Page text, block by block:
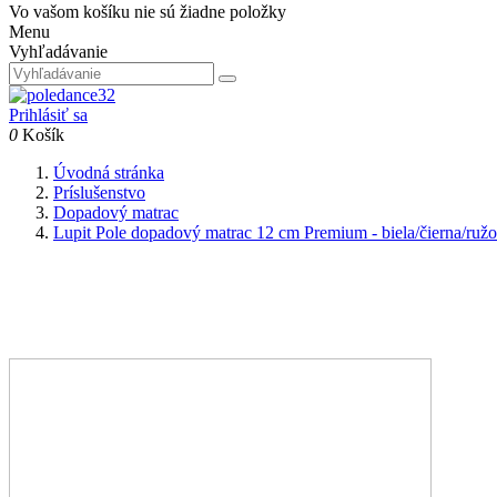
Vo vašom košíku nie sú žiadne položky
Menu
Vyhľadávanie
Prihlásiť sa
0 Košík
Úvodná stránka
Príslušenstvo
Dopadový matrac
Lupit Pole dopadový matrac 12 cm Premium - biela/čierna/